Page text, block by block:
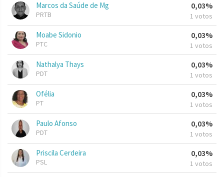
Marcos da Saúde de Mg
PRTB
0,03%
1 votos
Moabe Sidonio
PTC
0,03%
1 votos
Nathalya Thays
PDT
0,03%
1 votos
Ofélia
PT
0,03%
1 votos
Paulo Afonso
PDT
0,03%
1 votos
Priscila Cerdeira
PSL
0,03%
1 votos